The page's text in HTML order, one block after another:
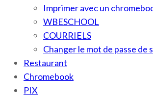
Imprimer avec un
WBESCHOOL
COURRIELS
Changer le mot de passe de
Restaurant
Chromebook
PIX